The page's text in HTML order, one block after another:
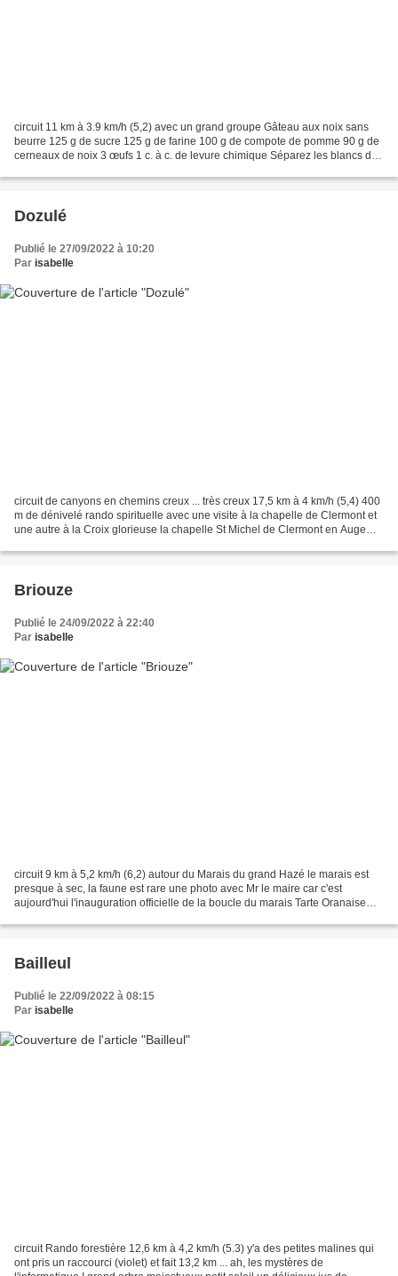
circuit 11 km à 3.9 km/h (5,2) avec un grand groupe Gâteau aux noix sans
beurre 125 g de sucre 125 g de farine 100 g de compote de pomme 90 g de
cerneaux de noix 3 œufs 1 c. à c. de levure chimique Séparez les blancs des
Dozulé
Publié le 27/09/2022 à 10:20
Par isabelle
circuit de canyons en chemins creux ... très creux 17,5 km à 4 km/h (5,4) 400
m de dénivelé rando spirituelle avec une visite à la chapelle de Clermont et
une autre à la Croix glorieuse la chapelle St Michel de Clermont en Auge
Briouze
Publié le 24/09/2022 à 22:40
Par isabelle
circuit 9 km à 5,2 km/h (6,2) autour du Marais du grand Hazé le marais est
presque à sec, la faune est rare une photo avec Mr le maire car c'est
aujourd'hui l'inauguration officielle de la boucle du marais Tarte Oranaise
Bailleul
Publié le 22/09/2022 à 08:15
Par isabelle
circuit Rando forestière 12,6 km à 4,2 km/h (5.3) y'a des petites malines qui
ont pris un raccourci (violet) et fait 13,2 km ... ah, les mystères de